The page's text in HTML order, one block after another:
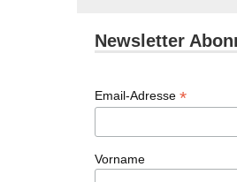
Newsletter
Email-Adresse *
Vorname